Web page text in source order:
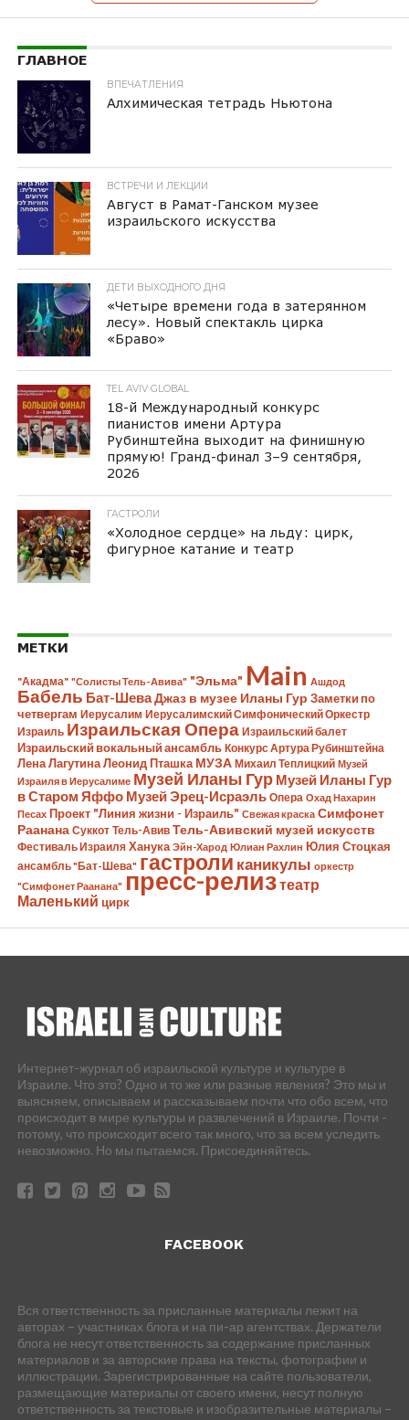
ГЛАВНОЕ
ВПЕЧАТЛЕНИЯ
Алхимическая тетрадь Ньютона
ВСТРЕЧИ И ЛЕКЦИИ
Август в Рамат-Ганском музее
израильского искусства
ДЕТИ ВЫХОДНОГО ДНЯ
«Четыре времени года в затерянном
лесу». Новый спектакль цирка
«Браво»
TEL AVIV GLOBAL
18-й Международный конкурс
пианистов имени Артура
Рубинштейна выходит на финишную
прямую! Гранд-финал 3–9 сентября,
2026
ГАСТРОЛИ
«Холодное сердце» на льду: цирк,
фигурное катание и театр
МЕТКИ
"Акадма" "Солисты Тель-Авива" "Эльма" Main Ашдод
Бабель Бат-ШеваДжаз в музее Иланы Гур Заметки по
четвергам Иерусалим Иерусалимский Симфонический Оркестр
Израиль Израильская Опера Израильский балет
Израильский вокальный ансамбль Конкурс Артура Рубинштейна
Лена Лагутина Леонид Пташка МУЗА Михаил Теплицкий Музей
Израиля в Иерусалиме Музей Иланы Гур Музей Иланы Гур
в Старом Яффо Музей Эрец-Исраэль Опера Охад Нахарин
Песах Проект "Линия жизни - Израиль" Свежая краска Симфонет
Раанана Суккот Тель-Авив Тель-Авивский музей искусств
Фестиваль Израиля Ханука Эйн-Харод Юлиан Рахлин Юлия Стоцкая
ансамбль "Бат-Шева" гастроли каникулы оркестр
"Симфонет Раанана" пресс-релизтеатр
Маленький цирк
Интернет-журнал об израильской культуре и культуре в
Израиле. Что это? Одно и то же или разные явления? Это мы и
выясняем, описываем и рассказываем почти что обо всем, что
происходит в мире культуры и развлечений в Израиле. Почти -
потому, что происходит всего так много, что за всем уследить
невозможно. Но мы пытаемся. Присоединяйтесь.
FACEBOOK
Вся ответственность за присланные материалы лежит на
авторах – участниках блога и на пи-ар агентствах. Держатели
блога не несут ответственность за содержание присланных
материалов и за авторские права на тексты, фотографии и
иллюстрации. Зарегистрированные на сайте пользователи,
размещающие материалы от своего имени, несут полную
ответственность за текстовые и изобразительные материалы –